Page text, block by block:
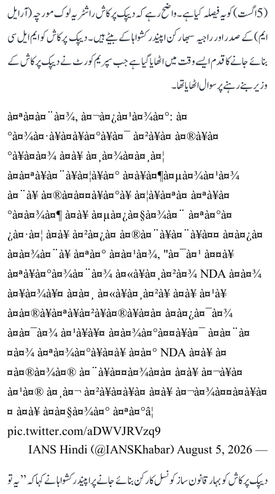
(5 اگست) کو یہ فیصلہ کیا ہے۔ واضح رہے کہ دیپک پرکاش راشٹریہ لوک مورچہ (آر ایل
ایم) کے صدر اور راجیہ سبھا رکن اپیندر کشواہا کے بیٹے ہیں۔ دیپک پرکاش کو ایم ایل سی
بنائے جانے کا قدم ایسے وقت میں اٹھایا گیا ہے جب سپریم کورٹ نے دیپک پرکاش کے
وزیر بنے رہنے پر سوال اٹھایا تھا۔
à¤ªà¤à¤¨à¤¾, à¤¬à¤¿à¤¹à¤¾à¤°: à¤
°à¤¾à¤·à¥à¤à¥à¤°à¥à¤¯ à¤²à¥à¤ à¤®à¥à¤
°à¥à¤à¤¾ à¤à¥ à¤¸à¤¾à¤à¤¸à¤¦
à¤à¤ªà¥à¤¨à¥à¤¦à¥à¤° à¤à¥à¤¶à¤µà¤¾à¤¹à¤¾
à¤¨à¥ à¤®à¤à¤¤à¥à¤°à¥ à¤¦à¥à¤ªà¤ à¤ªà¥à¤
°à¤à¤¾à¤¶ à¤à¥ à¤µà¤¿à¤§à¤¾à¤¨ à¤ªà¤°à¤
¿à¤·à¤¦ à¤à¥ à¤²à¤¿à¤ à¤®à¤¨à¥à¤¨à¥à¤¤ à¤à¤¿à¤
à¤à¤¾à¤¨à¥ à¤ªà¤° à¤à¤¹à¤¾, "à¤¯à¤¹ à¤¤à¥
à¤ªà¥à¤°à¤¾à¤¨à¤¾ à¤«à¥à¤¸à¤²à¤¾ NDA à¤à¤¾
à¤¥à¤¾à¥¤ à¤à¤¸ à¤«à¥à¤¸à¤²à¥ à¤à¥ à¤¹à¥
à¤à¤®à¥à¤ªà¥à¤²à¥à¤®à¥à¤à¤ à¤à¤¿à¤¯à¤¾
à¤à¤¯à¤¾ à¤¹à¥à¥¤ à¤­à¤¾à¤°à¤¤à¥à¤¯ à¤à¤¨à¤
¤à¤¾ à¤ªà¤¾à¤°à¥à¤à¥ à¤à¤° NDA à¤à¥ à¤
¤à¤®à¤¾à¤® à¤¨à¥à¤¤à¤¾à¤à¤ à¤à¥ à¤¬à¥à¤
à¤¹à¤® à¤¸à¤¬ à¤²à¥à¤à¥à¤ à¤à¥ à¤¬à¤¾à¤¤à¤à¥à¤
¤ à¤à¥ à¤à¤§à¤¾à¤° à¤ªà¤°â¦
pic.twitter.com/aDWVJRVzq9
— IANS Hindi (@IANSKhabar)
August 5, 2026
دیپک پرکاش کو بہار قانون ساز کونسل کا رکن بنائے جانے پر اپیندر کشواہا نے کہا کہ ’’ یہ تو